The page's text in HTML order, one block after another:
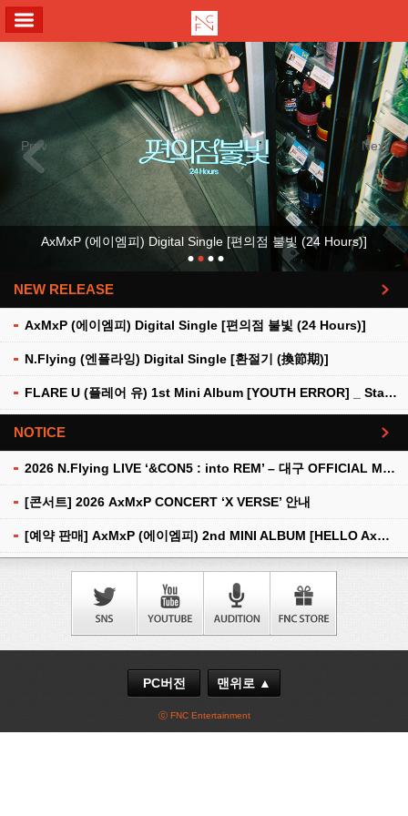
Previous Next
AxMxP (에이엠피) Digital Single [편의점 불빛 (24 Hours)]
NEW RELEASE
AxMxP (에이엠피) Digital Single [편의점 불빛 (24 Hours)]
N.Flying (엔플라잉) Digital Single [환절기 (換節期)]
FLARE U (플레어 유) 1st Mini Album [YOUTH ERROR] _ Stationery Kit Ver.
더보기
NOTICE
2026 N.Flying LIVE ‘&CON5 : into REM’ – 대구 OFFICIAL MD 현장 판매 안내
[콘서트] 2026 AxMxP CONCERT ‘X VERSE’ 안내
[예약 판매] AxMxP (에이엠피) 2nd MINI ALBUM [HELLO AxMxP] 예약 판매 안내
더보기
PC버전 맨위로 ▲
ⓒ FNC Entertainment